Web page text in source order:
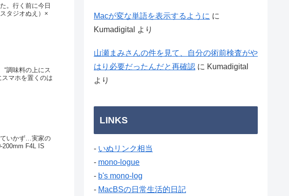
。行く前に今日
タジオぬえ）×
調味料の上にス
マホを置くのは
ていかず…実家の
200mm F4L IS
Macが変な単語を表示するように に
Kumadigital
より
山瀬まみさんの件を見て、自分の術前検査がや
はり必要だったんだと再確認 に Kumadigital
より
LINKS
- いぬリンク相当
- mono-logue
- b's mono-log
- MacBSの日常生活的日記